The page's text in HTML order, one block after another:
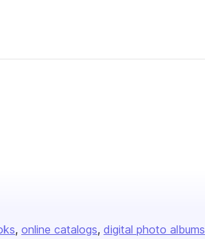
online catalogs digital photo albums